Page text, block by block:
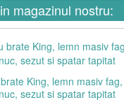
magazinul nostru:
King, lemn masiv fag,
sezut si spatar tapitat